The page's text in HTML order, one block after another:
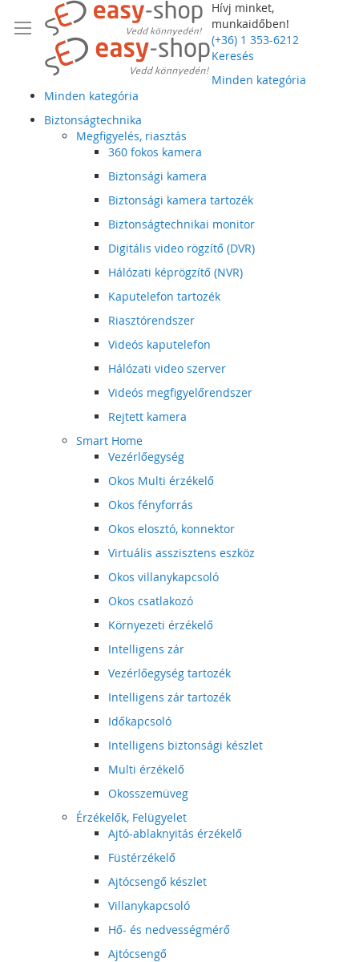
Hívj minket,
munkaidőben!
(+36) 1 353-6212
Keresés
Minden kategória
Minden kategória
Biztonságtechnika
Megfigyelés, riasztás
360 fokos kamera
Biztonsági kamera
Biztonsági kamera tartozék
Biztonságtechnikai monitor
Digitális video rögzítő (DVR)
Hálózati képrögzítő (NVR)
Kaputelefon tartozék
Riasztórendszer
Videós kaputelefon
Hálózati video szerver
Videós megfigyelőrendszer
Rejtett kamera
Smart Home
Vezérlőegység
Okos Multi érzékelő
Okos fényforrás
Okos elosztó, konnektor
Virtuális asszisztens eszköz
Okos villanykapcsoló
Okos csatlakozó
Környezeti érzékelő
Intelligens zár
Vezérlőegység tartozék
Intelligens zár tartozék
Időkapcsoló
Intelligens biztonsági készlet
Multi érzékelő
Okosszemüveg
Érzékelők, Felügyelet
Ajtó-ablaknyitás érzékelő
Füstérzékelő
Ajtócsengő készlet
Villanykapcsoló
Hő- és nedvességmérő
Ajtócsengő